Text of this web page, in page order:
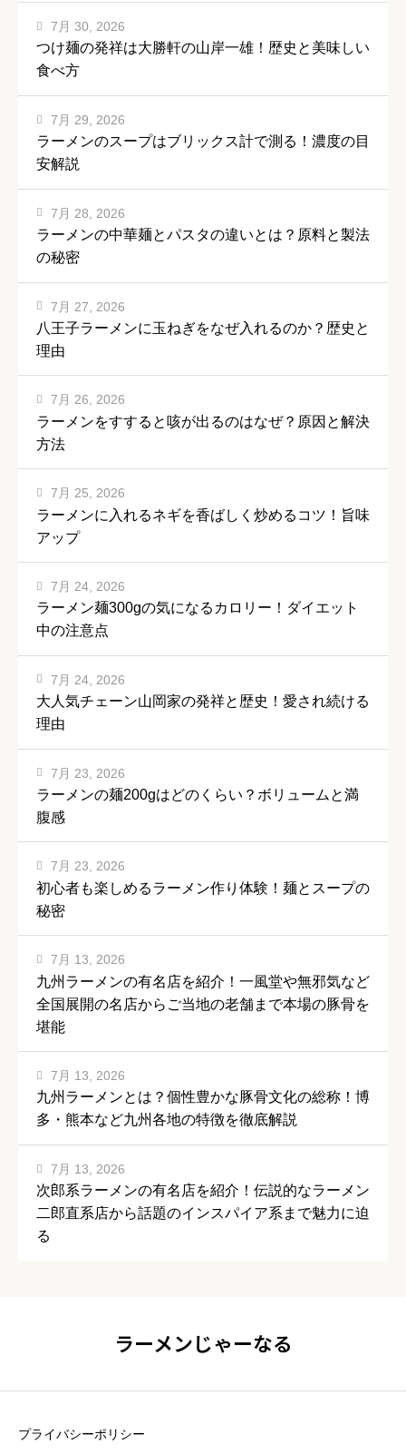
つけ麺の発祥は大勝軒の山岸一雄！歴史と美味しい
食べ方
7月 30, 2026
ラーメンのスープはブリックス計で測る！濃度の目
安解説
7月 29, 2026
ラーメンの中華麺とパスタの違いとは？原料と製法
の秘密
7月 28, 2026
八王子ラーメンに玉ねぎをなぜ入れるのか？歴史と
理由
7月 27, 2026
ラーメンをすすると咳が出るのはなぜ？原因と解決
方法
7月 26, 2026
ラーメンに入れるネギを香ばしく炒めるコツ！旨味
アップ
7月 25, 2026
ラーメン麺300gの気になるカロリー！ダイエット
中の注意点
7月 24, 2026
大人気チェーン山岡家の発祥と歴史！愛され続ける
理由
7月 24, 2026
ラーメンの麺200gはどのくらい？ボリュームと満
腹感
7月 23, 2026
初心者も楽しめるラーメン作り体験！麺とスープの
秘密
7月 23, 2026
九州ラーメンの有名店を紹介！一風堂や無邪気など
全国展開の名店からご当地の老舗まで本場の豚骨を
堪能
7月 13, 2026
九州ラーメンとは？個性豊かな豚骨文化の総称！博
多・熊本など九州各地の特徴を徹底解説
7月 13, 2026
次郎系ラーメンの有名店を紹介！伝説的なラーメン
二郎直系店から話題のインスパイア系まで魅力に迫
る
7月 13, 2026
ラーメンじゃーなる
プライバシーポリシー